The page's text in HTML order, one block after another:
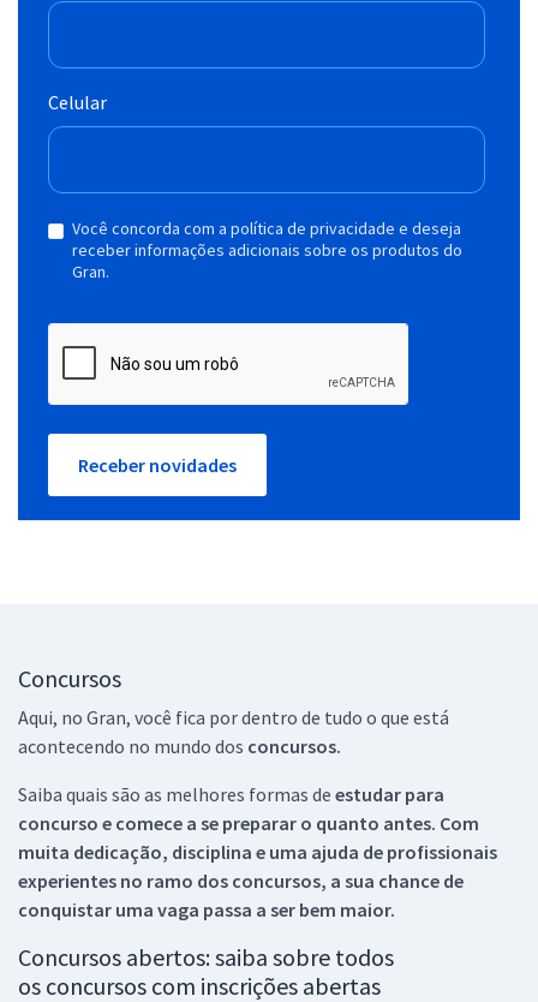
Celular
Você concorda com a política de privacidade e deseja
receber informações adicionais sobre os produtos do
Gran.
Receber novidades
Concursos
Aqui, no Gran, você fica por dentro de tudo o que está
acontecendo no mundo dos concursos.
Saiba quais são as melhores formas de estudar para
concurso e comece a se preparar o quanto antes. Com
muita dedicação, disciplina e uma ajuda de profissionais
experientes no ramo dos concursos, a sua chance de
conquistar uma vaga passa a ser bem maior.
Concursos abertos: saiba sobre todos
os concursos com inscrições abertas